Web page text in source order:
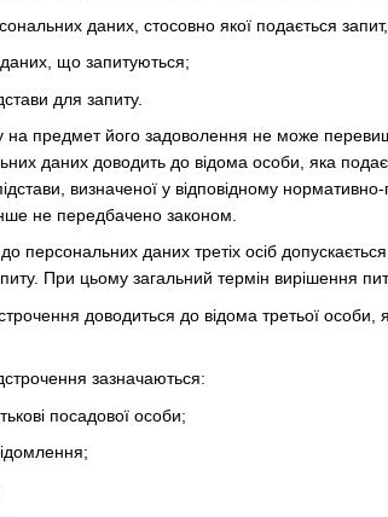
даних, стосовно якої подається
що запитуються;
для запиту.
на предмет його задоволення не може
даних доводить до відома особи, яка
визначеної у відповідному
не передбачено законом.
персональних даних третіх осіб
При цьому загальний термін вирішення
доводиться до відома третьої
зазначаються:
посадової особи;